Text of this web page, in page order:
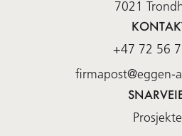
7021
+47 72 56
firmapost@eggen-